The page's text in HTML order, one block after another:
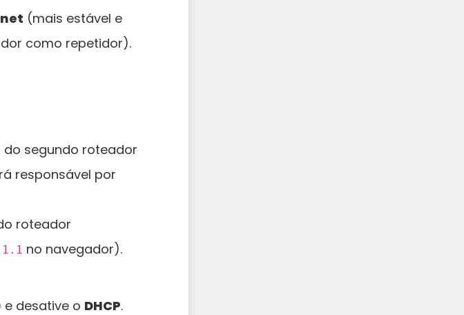
(mais estável e
como repetidor).
do segundo roteador
responsável por
roteador
no navegador).
e desative o DHCP.